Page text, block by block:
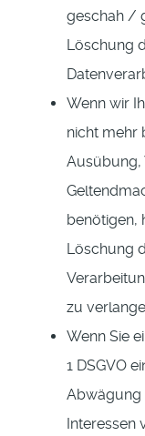
geschah /
Löschung
Wenn wir
nicht mehr
Ausübung,
benötigen,
Löschung
zu
Wenn Sie
1 DSGVO
Abwägung
Interessen